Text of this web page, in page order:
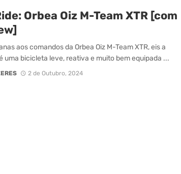
Orbea Oiz M-Team XTR [com
aos comandos da Orbea Oiz M-Team XTR, eis a
uma bicicleta leve, reativa e muito bem equipada ...
2 de Outubro, 2024